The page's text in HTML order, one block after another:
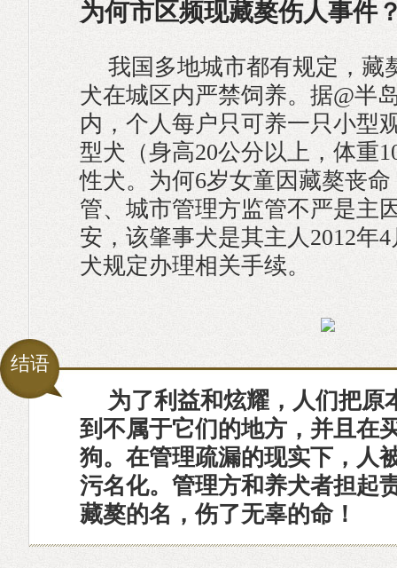
为何市区频现藏獒伤人事件
我国多地城市都有规定，藏
犬在城区内严禁饲养。据@半
内，个人每户只可养一只小型
型犬（身高20公分以上，体重
性犬。为何6岁女童因藏獒丧
管、城市管理方监管不严是主
安，该肇事犬是其主人2012年
犬规定办理相关手续。
结语
为了利益和炫耀，人们把原
到不属于它们的地方，并且在
狗。在管理疏漏的现实下，人
污名化。管理方和养犬者担起
藏獒的名，伤了无辜的命！